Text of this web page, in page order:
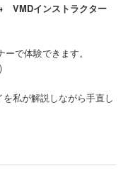
インストラクター
で体験できます。
私が解説しながら手直し